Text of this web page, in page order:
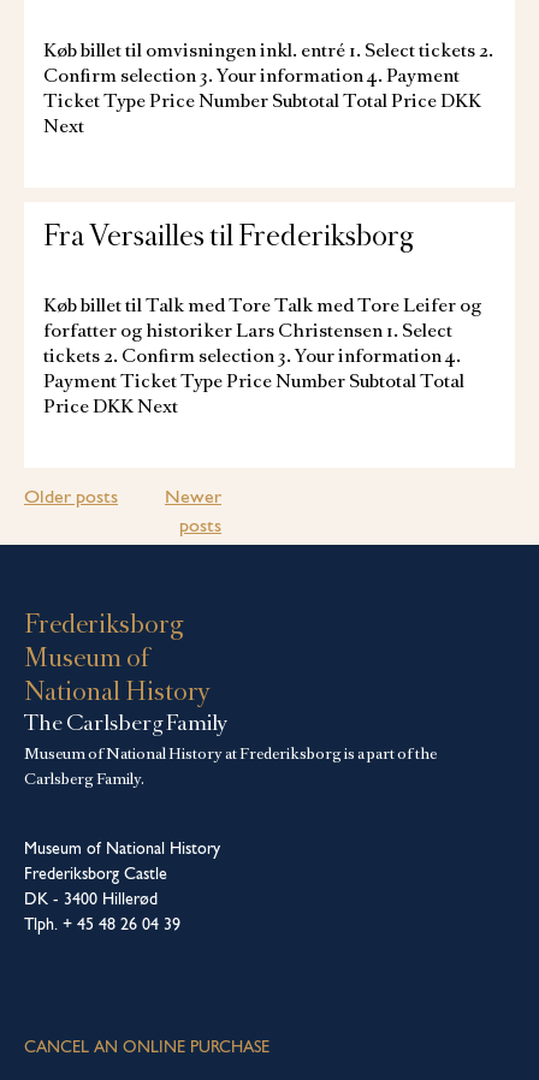
Køb billet til omvisningen inkl. entré 1. Select tickets 2.
Confirm selection 3. Your information 4. Payment
Ticket Type Price Number Subtotal Total Price DKK
Next
Fra Versailles til Frederiksborg
Køb billet til Talk med Tore Talk med Tore Leifer og
forfatter og historiker Lars Christensen 1. Select
tickets 2. Confirm selection 3. Your information 4.
Payment Ticket Type Price Number Subtotal Total
Price DKK Next
Posts
navigation
Older posts
Newer
posts
Frederiksborg
Museum of
National History
The Carlsberg Family
Museum of National History at Frederiksborg is a part of the
Carlsberg Family.
Museum of National History
Frederiksborg Castle
DK - 3400 Hillerød
Tlph. + 45 48 26 04 39
CANCEL AN ONLINE PURCHASE